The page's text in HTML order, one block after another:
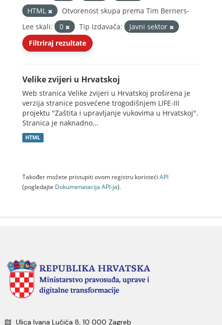
HTML
Otvorenost skupa prema Tim Berners-
Lee skali:
0 Tip Izdavača:
Javni sektor
Filtriraj rezultate
Velike zvijeri u Hrvatskoj
Web stranica Velike zvijeri u Hrvatskoj proširena je
verzija stranice posvećene trogodišnjem LIFE-III
projektu "Zaštita i upravljanje vukovima u Hrvatskoj".
Stranica je naknadno...
HTML
Također možete pristupiti ovom registru koristeći API
(pogledajte Dokumenаtаcijа API-jа).